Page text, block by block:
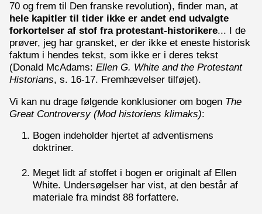
70 og frem til Den franske revolution), finder man, at
hele kapitler til tider ikke er andet end udvalgte
forkortelser af stof fra protestant-historikere... I de
prøver, jeg har gransket, er der ikke et eneste historisk
faktum i hendes tekst, som ikke er i deres tekst
(Donald McAdams: Ellen G. White and the Protestant
Historians, s. 16-17. Fremhævelser tilføjet).
Vi kan nu drage følgende konklusioner om bogen The
Great Controversy (Mod historiens klimaks):
Bogen indeholder hjertet af adventismens
doktriner.
Meget lidt af stoffet i bogen er originalt af Ellen
White. Undersøgelser har vist, at den består af
materiale fra mindst 88 forfattere.